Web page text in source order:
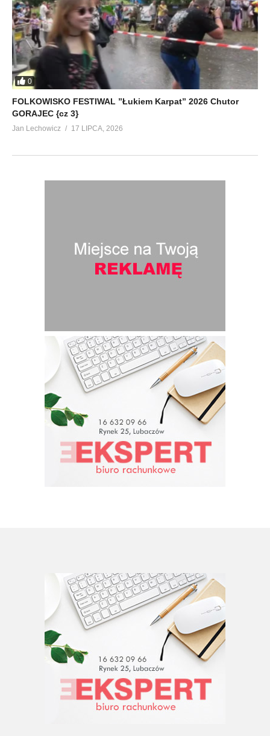
0
FOLKOWISKO FESTIWAL ”Łukiem Karpat” 2026 Chutor
GORAJEC {cz 3}
Jan Lechowicz 17 LIPCA, 2026